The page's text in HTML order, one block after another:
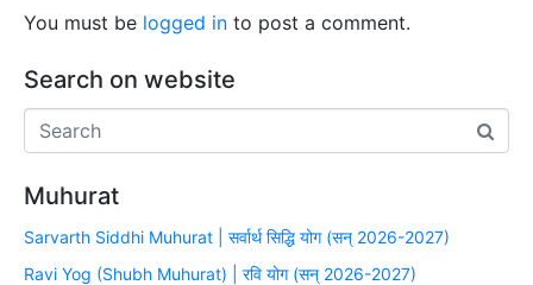
You must be logged in to post a comment.
Search on website
Muhurat
Sarvarth Siddhi Muhurat | सर्वार्थ सिद्धि योग (सन् 2026-2027)
Ravi Yog (Shubh Muhurat) | रवि योग (सन् 2026-2027)